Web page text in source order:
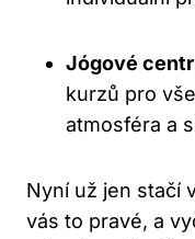
Jógové
kurzů pro
atmosféra a
Nyní už jen stačí
vás to pravé, a